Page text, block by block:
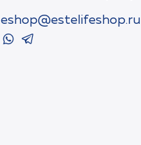
eshop@estelifeshop.ru